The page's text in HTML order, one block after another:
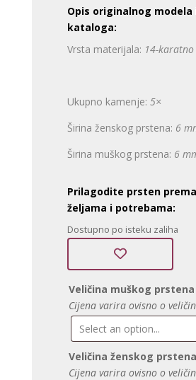
Opis originalnog modela
kataloga:
Vrsta materijala: 14-
Ukupno kamenje: 5×
Širina ženskog prstena: 6
Širina muškog prstena: 6
Prilagodite prsten
željama i potrebama:
Dostupno po isteku zaliha
Veličina muškog prstena
Cijena varira ovisno o
Veličina ženskog prstena
Cijena varira ovisno o